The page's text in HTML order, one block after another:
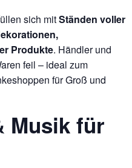
sich mitStänden voller
Produkte. Händler und
feil – ideal zum
für Groß und
Musik für